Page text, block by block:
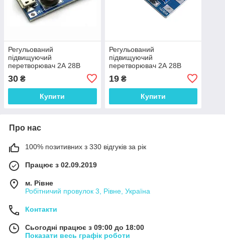
Регульований
підвищуючий
перетворювач 2А 28В
роз`ємом
30 ₴
Купити
Регульований
підвищуючий
перетворювач 2А 28В
19₴
Купити
Про нас
100% позитивних з 330 відгуків за рік
Працює з 02.09.2019
м. Рівне
Робітничий провулок 3, Рівне, Україна
Контакти
Сьогодні працює з 09:00 до 18:00
Показати весь графік роботи